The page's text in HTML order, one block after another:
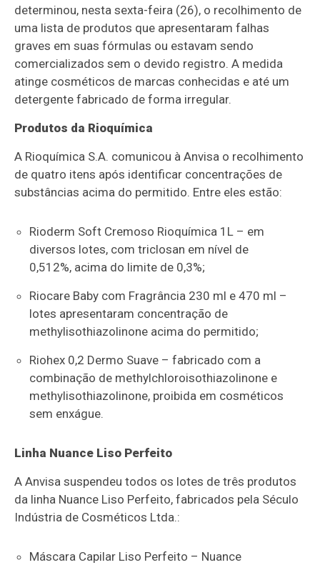
determinou, nesta sexta-feira (26), o recolhimento de
uma lista de produtos que apresentaram falhas
graves em suas fórmulas ou estavam sendo
comercializados sem o devido registro. A medida
atinge cosméticos de marcas conhecidas e até um
detergente fabricado de forma irregular.
Produtos da Rioquímica
A Rioquímica S.A. comunicou à Anvisa o recolhimento
de quatro itens após identificar concentrações de
substâncias acima do permitido. Entre eles estão:
Rioderm Soft Cremoso Rioquímica 1L – em
diversos lotes, com triclosan em nível de
0,512%, acima do limite de 0,3%;
Riocare Baby com Fragrância 230 ml e 470 ml –
lotes apresentaram concentração de
methylisothiazolinone acima do permitido;
Riohex 0,2 Dermo Suave – fabricado com a
combinação de methylchloroisothiazolinone e
methylisothiazolinone, proibida em cosméticos
sem enxágue.
Linha Nuance Liso Perfeito
A Anvisa suspendeu todos os lotes de três produtos
da linha Nuance Liso Perfeito, fabricados pela Século
Indústria de Cosméticos Ltda.:
Máscara Capilar Liso Perfeito – Nuance